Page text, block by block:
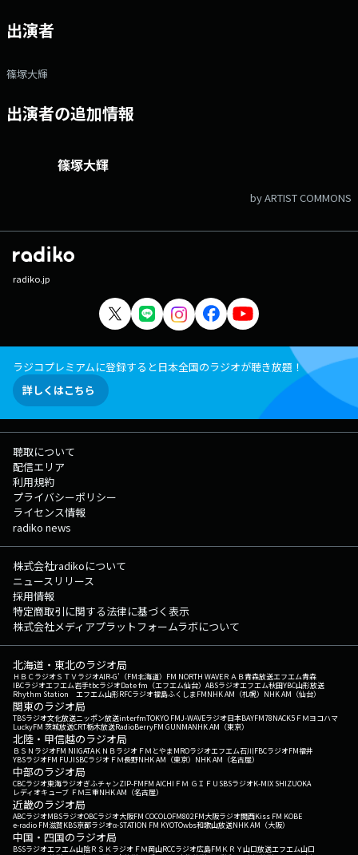
出演者
篠塚大輝
出演者の追加情報
篠塚大輝
by ARTIST COMMONS
radiko.jp
ラジコプレミアムに登録すると日本全国のラジオが聴き放題！
詳しくはこちら
聴取について
配信エリア
利用規約
プライバシーポリシー
ライセンス情報
radiko news
株式会社radikoについて
ニュースリリース
採用情報
特定商取引に関する法律に基づく表示
株式会社メディアプラットフォームラボについて
北海道・東北のラジオ局
ＨＢＣラジオＳＴＶラジオAIR-G'（FM北海道） FM NORTH WAVEＲＡＢ青森放送エフエム青森
IBCラジオエフエム岩手tbcラジオDate fm（エフエム仙台） ABSラジオエフエム秋田YBC山形放送
Rhythm Station エフエム山形RFCラジオ福島ふくしまFMNHK AM（札幌） NHK AM（仙台）
関東のラジオ局
TBSラジオ文化放送ニッポン放送interfmTOKYO FMJ-WAVEラジオ日本BAYFM78NACK5 ＦＭヨコハマ
LuckyFM 茨城放送CRT栃木放送RadioBerryFM GUNMANHK AM（東京）
北陸・甲信越のラジオ局
ＢＳＮラジオFM NIIGATAＫＮＢラジオ ＦＭとやまMROラジオエフエム石川FBCラジオFM福井
YBSラジオFM FUJISBCラジオ ＦＭ長野NHK AM（東京） NHK AM（名古屋）
中部のラジオ局
CBCラジオ東海ラジオぎふチャンZIP-FMFM AICHI ＦＭ ＧＩＦＵ SBSラジオK-MIX SHIZUOKA
レディオキューブ ＦＭ三重NHK AM（名古屋）
近畿のラジオ局
ABCラジオMBSラジオOBCラジオ大阪FM COCOLOFM802FM大阪ラジオ関西Kiss FM KOBE
e-radio FM滋賀KBS京都ラジオα-STATION FM KYOTOwbs和歌山放送NHK AM（大阪）
中国・四国のラジオ局
BSSラジオエフエム山陰ＲＳＫラジオ ＦＭ岡山RCCラジオ広島FM ＫＲＹ山口放送エフエム山口